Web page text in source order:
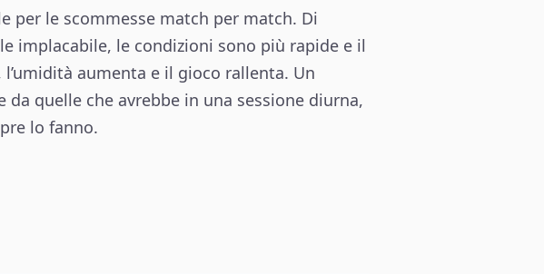
per le scommesse match per match. Di
implacabile, le condizioni sono più rapide e il
aumenta e il gioco rallenta. Un
quelle che avrebbe in una sessione diurna,
lo fanno.